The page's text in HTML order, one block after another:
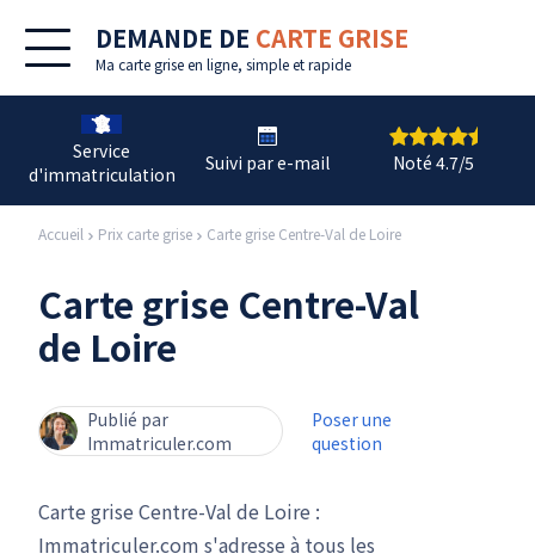
DEMANDE DE CARTE GRISE
Ma carte grise en ligne, simple et rapide
Service
d'immatriculation
Suivi par e-mail Noté 4.7/5
Accueil Prix carte grise Carte grise Centre-Val de Loire
Carte grise Centre-Val
de Loire
Publié par
Immatriculer.com
Poser une
question
Carte grise Centre-Val de Loire :
Immatriculer.com s'adresse à tous les